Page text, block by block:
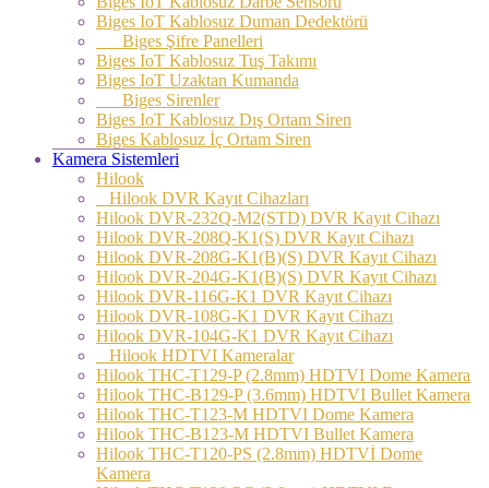
Biges IoT Kablosuz Duman Dedektörü
Biges Şifre Panelleri
Biges IoT Kablosuz Tuş Takımı
Biges IoT Uzaktan Kumanda
Biges Sirenler
Biges IoT Kablosuz Dış Ortam Siren
Biges Kablosuz İç Ortam Siren
Kamera Sistemleri
Hilook
Hilook DVR Kayıt Cihazları
Hilook DVR-232Q-M2(STD) DVR Kayıt Cihazı
Hilook DVR-208Q-K1(S) DVR Kayıt Cihazı
Hilook DVR-208G-K1(B)(S) DVR Kayıt Cihazı
Hilook DVR-204G-K1(B)(S) DVR Kayıt Cihazı
Hilook DVR-116G-K1 DVR Kayıt Cihazı
Hilook DVR-108G-K1 DVR Kayıt Cihazı
Hilook DVR-104G-K1 DVR Kayıt Cihazı
Hilook HDTVI Kameralar
Hilook THC-T129-P (2.8mm) HDTVI Dome Kamera
Hilook THC-B129-P (3.6mm) HDTVI Bullet Kamera
Hilook THC-T123-M HDTVI Dome Kamera
Hilook THC-B123-M HDTVI Bullet Kamera
Hilook THC-T120-PS (2.8mm) HDTVİ Dome
Kamera